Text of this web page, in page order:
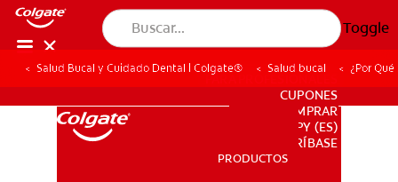
Toggle
PRODUCTOS
PARA PROFESIONALES
CUPONES
DONDE COMPRAR
PY (ES)
SUSCRÍBASE
PRODUCTOS
Salud Bucal y Cuidado Dental | Colgate® Salud bucal ¿Por